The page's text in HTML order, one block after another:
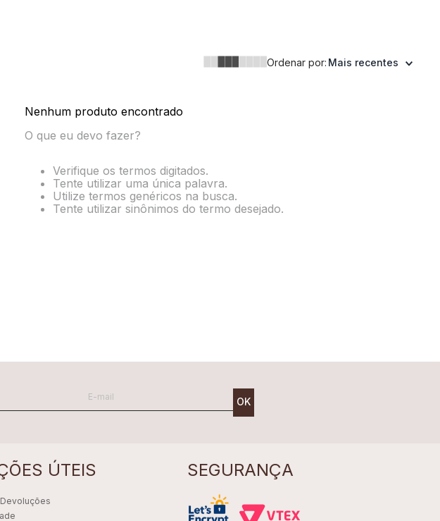
Ordenar por: Mais recentes
Nenhum produto encontrado
O que eu devo fazer?
Verifique os termos digitados.
Tente utilizar uma única palavra.
Utilize termos genéricos na busca.
Tente utilizar sinônimos do termo desejado.
OK
ÚTEIS SEGURANÇA